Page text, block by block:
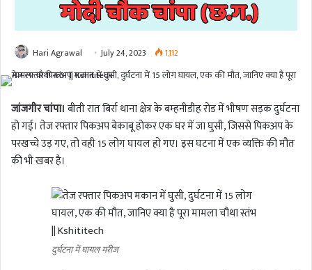
Hari Agrawal July 24, 2023 1,112
जांजगीर चांपा। बीती रात बिर्रा थाना क्षेत्र के बम्हनीडीह रोड में भीषण सड़क दुर्घटना
हो गई। तेज रफ्तार पिकअप बेकाबू होकर एक घर में जा घुसी, जिससे पिकअप के
परखच्चे उड़ गए, तो वही 15 लोग घायल हो गए। इस घटना में एक व्यक्ति की मौत
की भी खबर है।
दुर्घटना में घायल मरीज